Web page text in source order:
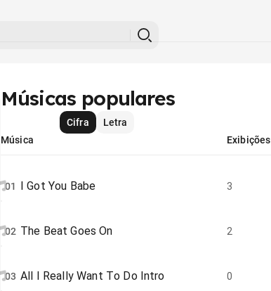
Músicas populares
Cifra
Letra
Música
Exibições
01 I Got You Babe 3
02 The Beat Goes On 2
03 All I Really Want To Do Intro 0